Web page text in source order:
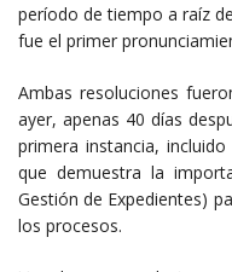
período de tiempo a raíz
fue el primer
Ambas resoluciones
ayer, apenas 40 días
primera instancia,
que demuestra la
Gestión de Expedientes)
los procesos.